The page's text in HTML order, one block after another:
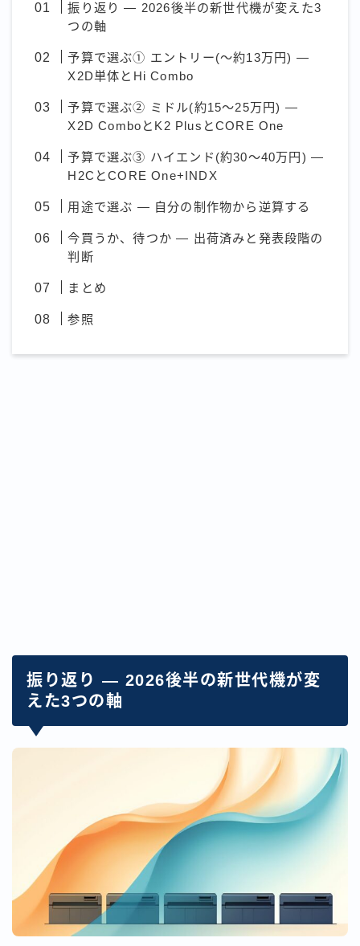
振り返り — 2026後半の新世代機が変えた3
つの軸
予算で選ぶ① エントリー(〜約13万円) —
X2D単体とHi Combo
予算で選ぶ② ミドル(約15〜25万円) —
X2D ComboとK2 PlusとCORE One
予算で選ぶ③ ハイエンド(約30〜40万円) —
H2CとCORE One+INDX
用途で選ぶ — 自分の制作物から逆算する
今買うか、待つか — 出荷済みと発表段階の
判断
まとめ
参照
振り返り — 2026後半の新世代機が変
えた3つの軸